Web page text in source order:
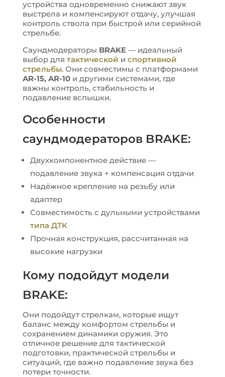
устройства одновременно снижают звук
выстрела и компенсируют отдачу, улучшая
контроль ствола при быстрой или серийной
стрельбе.
Саундмодераторы BRAKE— идеальный
выбор для тактической и спортивной
стрельбы. Они совместимы с платформами
AR-15, AR-10и другими системами, где
важны контроль, стабильность и
подавление вспышки.
Особенности
саундмодераторов BRAKE:
Двухкомпонентное действие —
подавление звука + компенсация отдачи
Надёжное крепление на резьбу или
адаптер
Совместимость с дульными устройствами
типа ДТК
Прочная конструкция, рассчитанная на
высокие нагрузки
Кому подойдут модели
BRAKE:
Они подойдут стрелкам, которые ищут
баланс между комфортом стрельбы и
сохранением динамики оружия. Это
отличное решение для тактической
подготовки, практической стрельбы и
ситуаций, где важно подавление звука без
потери точности.